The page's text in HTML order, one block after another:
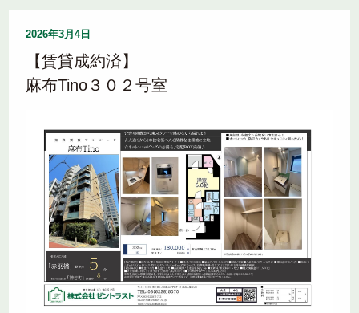
2026年3月4日
【賃貸成約済】
麻布Tino３０２号室